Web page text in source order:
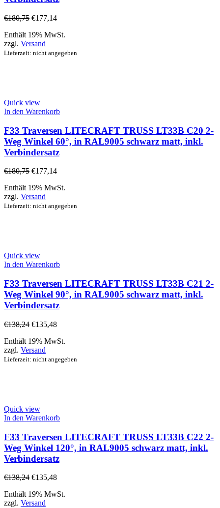
€180,75 €177,14
Enthält 19% MwSt.
zzgl. Versand
Lieferzeit: nicht angegeben
Quick view
In den Warenkorb
F33 Traversen LITECRAFT TRUSS LT33B C20 2-
Weg Winkel 60°, in RAL9005 schwarz matt, inkl.
Verbindersatz
€180,75 €177,14
Enthält 19% MwSt.
zzgl. Versand
Lieferzeit: nicht angegeben
Quick view
In den Warenkorb
F33 Traversen LITECRAFT TRUSS LT33B C21 2-
Weg Winkel 90°, in RAL9005 schwarz matt, inkl.
Verbindersatz
€138,24 €135,48
Enthält 19% MwSt.
zzgl. Versand
Lieferzeit: nicht angegeben
Quick view
In den Warenkorb
F33 Traversen LITECRAFT TRUSS LT33B C22 2-
Weg Winkel 120°, in RAL9005 schwarz matt, inkl.
Verbindersatz
€138,24 €135,48
Enthält 19% MwSt.
zzgl. Versand